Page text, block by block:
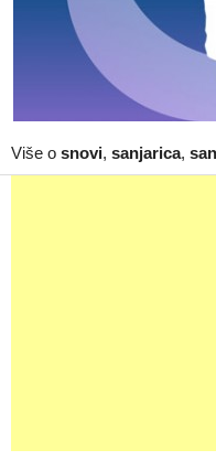
Više o snovi, sanjarica,